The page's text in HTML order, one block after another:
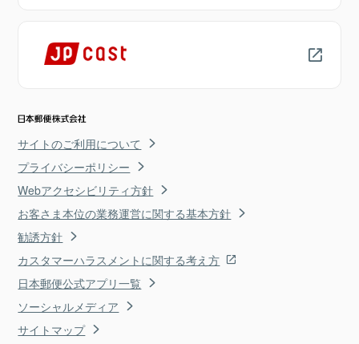
サイトのご利用について
プライバシーポリシー
Webアクセシビリティ方針
お客さま本位の業務運営に関する基本方針
勧誘方針
カスタマーハラスメントに関する考え方
日本郵便公式アプリ一覧
ソーシャルメディア
サイトマップ